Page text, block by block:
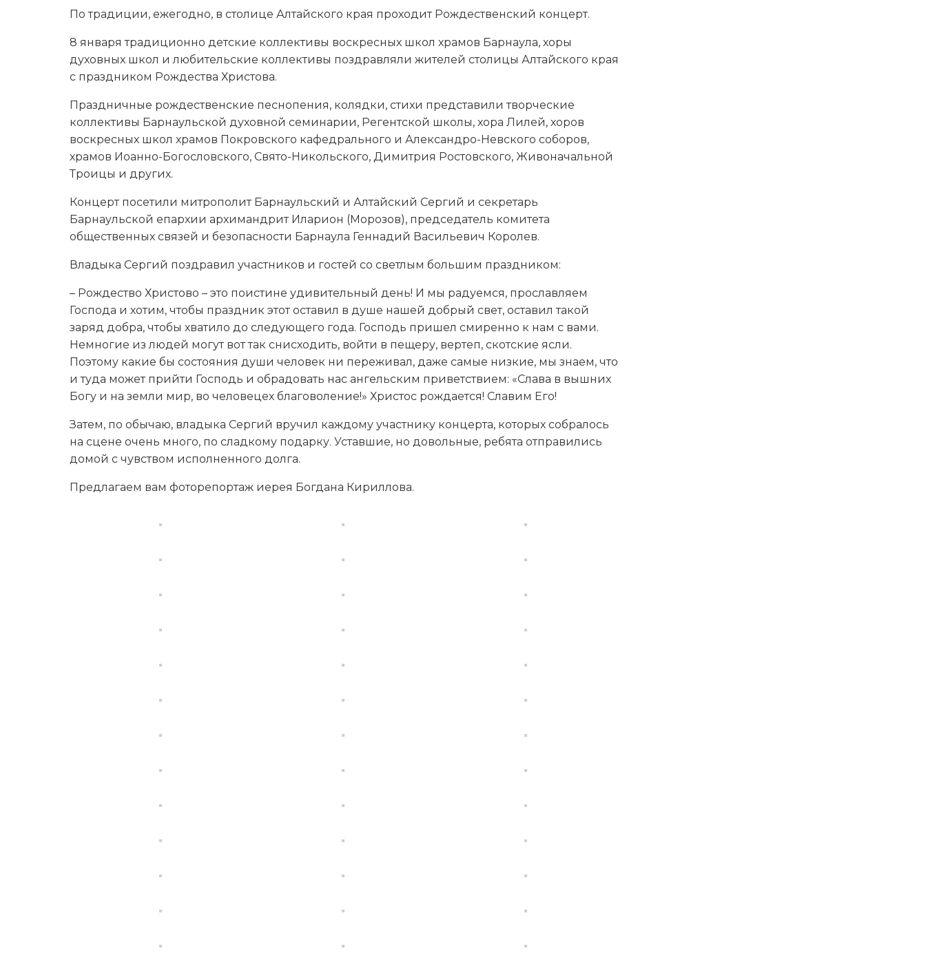
По традиции, ежегодно, в столице Алтайского края проходит Рождественский концерт.
8 января традиционно детские коллективы воскресных школ храмов Барнаула, хоры
духовных школ и любительские коллективы поздравляли жителей столицы Алтайского края
с праздником Рождества Христова.
Праздничные рождественские песнопения, колядки, стихи представили творческие
коллективы Барнаульской духовной семинарии, Регентской школы, хора Лилей, хоров
воскресных школ храмов Покровского кафедрального и Александро-Невского соборов,
храмов Иоанно-Богословского, Свято-Никольского, Димитрия Ростовского, Живоначальной
Троицы и других.
Концерт посетили митрополит Барнаульский и Алтайский Сергий и секретарь
Барнаульской епархии архимандрит Иларион (Морозов), председатель комитета
общественных связей и безопасности Барнаула Геннадий Васильевич Королев.
Владыка Сергий поздравил участников и гостей со светлым большим праздником:
– Рождество Христово – это поистине удивительный день! И мы радуемся, прославляем
Господа и хотим, чтобы праздник этот оставил в душе нашей добрый свет, оставил такой
заряд добра, чтобы хватило до следующего года. Господь пришел смиренно к нам с вами.
Немногие из людей могут вот так снисходить, войти в пещеру, вертеп, скотские ясли.
Поэтому какие бы состояния души человек ни переживал, даже самые низкие, мы знаем, что
и туда может прийти Господь и обрадовать нас ангельским приветствием: «Слава в вышних
Богу и на земли мир, во человецех благоволение!» Христос рождается! Славим Его!
Затем, по обычаю, владыка Сергий вручил каждому участнику концерта, которых собралось
на сцене очень много, по сладкому подарку. Уставшие, но довольные, ребята отправились
домой с чувством исполненного долга.
Предлагаем вам фоторепортаж иерея Богдана Кириллова.